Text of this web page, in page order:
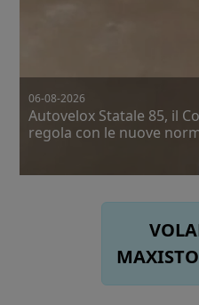
06-08-2026
Autovelox Statale 85, il
regola con le nuove